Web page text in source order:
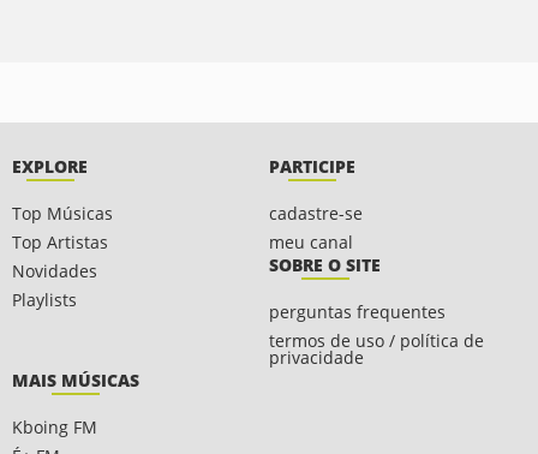
EXPLORE
Top Músicas
Top Artistas
Novidades
Playlists
PARTICIPE
cadastre-se
meu canal
SOBRE O SITE
perguntas frequentes
termos de uso / política de
privacidade
MAIS MÚSICAS
Kboing FM